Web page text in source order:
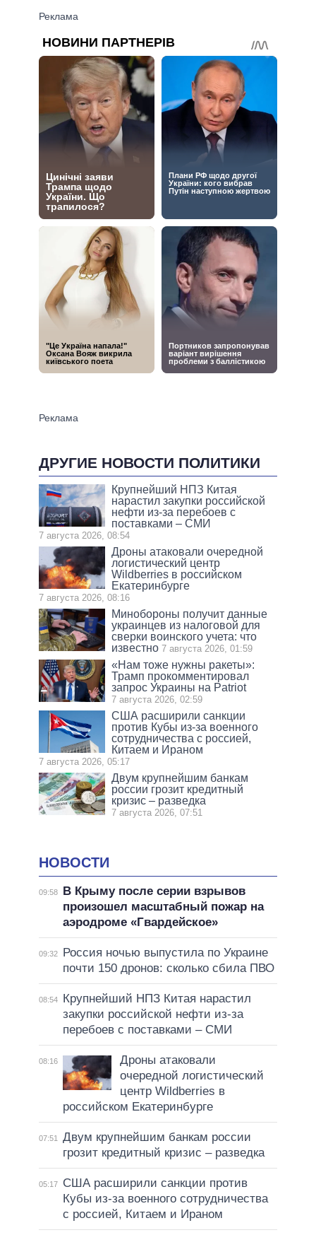
ДРУГИЕ НОВОСТИ ПОЛИТИКИ
Крупнейший НПЗ Китая
нарастил закупки российской
нефти из-за перебоев с
поставками – СМИ
7 августа 2026, 08:54
Дроны атаковали очередной
логистический центр
Wildberries в российском
Екатеринбурге
7 августа 2026, 08:16
Минобороны получит данные
украинцев из налоговой для
сверки воинского учета: что
известно 7 августа 2026, 01:59
«Нам тоже нужны ракеты»:
Трамп прокомментировал
запрос Украины на Patriot
7 августа 2026, 02:59
США расширили санкции
против Кубы из-за военного
сотрудничества с россией,
Китаем и Ираном
7 августа 2026, 05:17
Двум крупнейшим банкам
россии грозит кредитный
кризис – разведка
7 августа 2026, 07:51
НОВОСТИ
09:58
В Крыму после серии взрывов
произошел масштабный пожар на
аэродроме «Гвардейское»
09:32
Россия ночью выпустила по Украине
почти 150 дронов: сколько сбила ПВО
08:54
Крупнейший НПЗ Китая нарастил
закупки российской нефти из-за
перебоев с поставками – СМИ
08:16
Дроны атаковали
очередной логистический
центр Wildberries в
российском Екатеринбурге
07:51
Двум крупнейшим банкам россии
грозит кредитный кризис – разведка
05:17
США расширили санкции против
Кубы из-за военного сотрудничества
с россией, Китаем и Ираном